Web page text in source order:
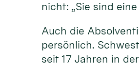
nicht: „Sie sind
Auch die
persönlich.
seit 17 Jahren in